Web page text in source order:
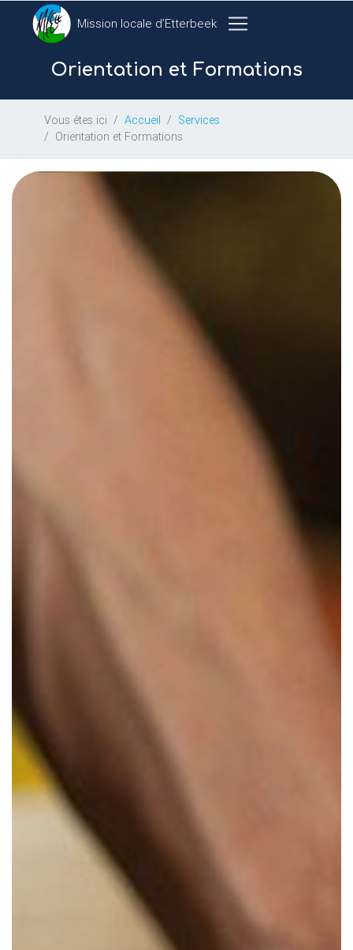
Mission locale d’Etterbeek
Orientation et Formations
Vous êtes ici Accueil
Services
Orientation et Formations